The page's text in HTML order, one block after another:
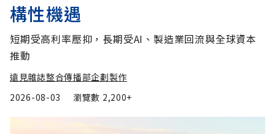
構性機遇
短期受高利率壓抑，長期受AI、製造業回流與全球資本
推動
遠見雜誌整合傳播部企劃製作
2026-08-03
瀏覽數 2,200+